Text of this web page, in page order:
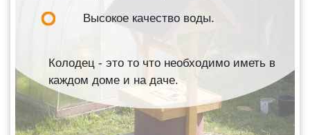
Высокое качество воды.
Колодец - это то что необходимо иметь в
каждом доме и на даче.